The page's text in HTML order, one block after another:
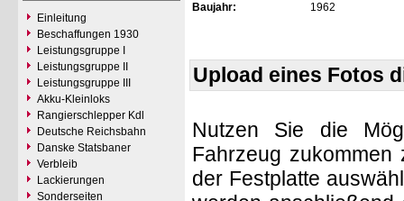
Einleitung
Beschaffungen 1930
Leistungsgruppe I
Leistungsgruppe II
Leistungsgruppe III
Akku-Kleinloks
Rangierschlepper Kdl
Deutsche Reichsbahn
Danske Statsbaner
Verbleib
Lackierungen
Sonderseiten
Baujahr:
1962
Upload eines Fotos
Nutzen Sie die
Fahrzeug
der Festplatte